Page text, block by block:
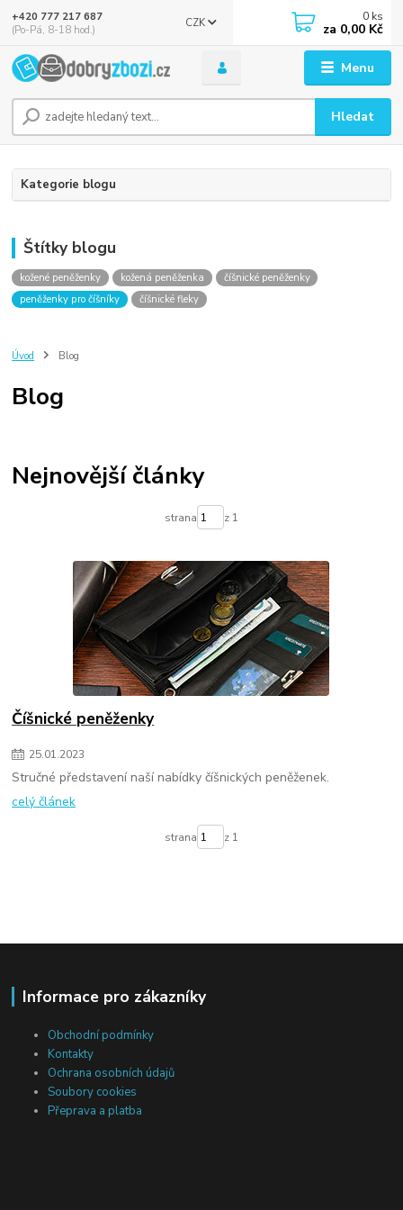
Menu
CZK
Hledat
+420 777 217 687
(Po-Pá, 8-18 hod.)
0 ks
za 0,00 Kč
Kategorie blogu
Štítky blogu
kožené peněženky kožená peněženka
číšnické peněženky
peněženky pro číšníky
číšnické fleky
Úvod Blog
Blog
Nejnovější články
strana z 1
Číšnické peněženky
25.01.2023
Stručné představení naší nabídky číšnických peněženek.
celý článek
strana z 1
Informace pro zákazníky
Obchodní podmínky
Kontakty
Ochrana osobních údajů
Soubory cookies
Přeprava a platba